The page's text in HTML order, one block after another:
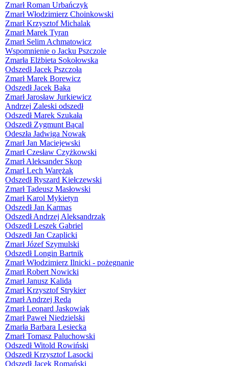
Zmarł Roman Urbańczyk
Zmarł Włodzimierz Choinkowski
Zmarł Krzysztof Michalak
Zmarł Marek Tyran
Zmarł Selim Achmatowicz
Wspomnienie o Jacku Pszczole
Zmarła Elżbieta Sokołowska
Odszedł Jacek Pszczoła
Zmarł Marek Borewicz
Odszedł Jacek Baka
Zmarł Jarosław Jurkiewicz
Andrzej Zaleski odszedł
Odszedł Marek Szukała
Odszedł Zygmunt Bącal
Odeszła Jadwiga Nowak
Zmarł Jan Maciejewski
Zmarł Czesław Czyżkowski
Zmarł Aleksander Skop
Zmarł Lech Warężak
Odszedł Ryszard Kiełczewski
Zmarł Tadeusz Masłowski
Zmarł Karol Mykietyn
Odszedł Jan Karmas
Odszedł Andrzej Aleksandrzak
Odszedł Leszek Gabriel
Odszedł Jan Czaplicki
Zmarł Józef Szymulski
Odszedł Longin Bartnik
Zmarł Włodzimierz Ilnicki - pożegnanie
Zmarł Robert Nowicki
Zmarł Janusz Kalida
Zmarł Krzysztof Strykier
Zmarł Andrzej Reda
Zmarł Leonard Jaskowiak
Zmarł Paweł Niedzielski
Zmarła Barbara Lesiecka
Zmarł Tomasz Paluchowski
Odszedł Witold Rowiński
Odszedł Krzysztof Lasocki
Odszedł Jacek Romański